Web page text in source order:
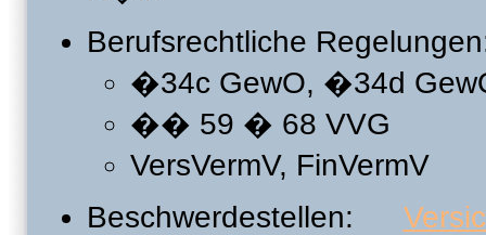
Berufsrechtliche
�34c GewO, �34d
�� 59 � 68 VVG
VersVermV, FinVermV
Beschwerdestellen: